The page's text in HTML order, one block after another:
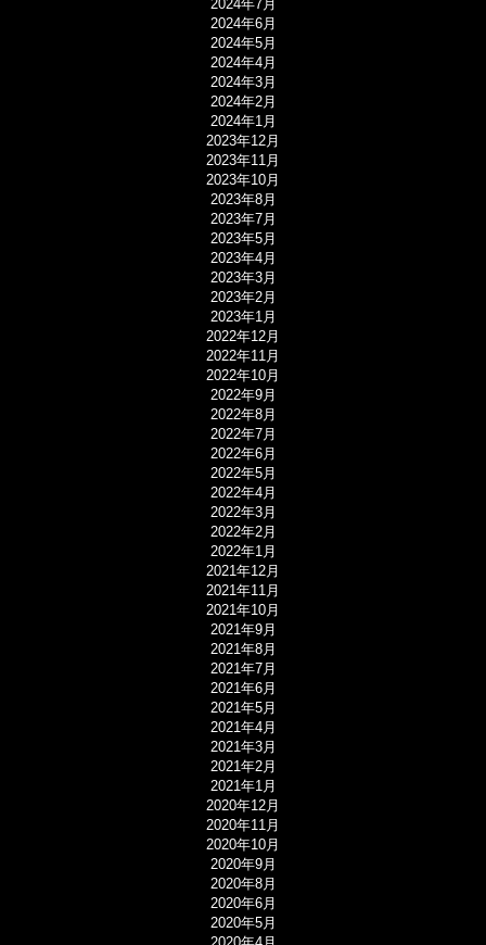
2024年7月
2024年6月
2024年5月
2024年4月
2024年3月
2024年2月
2024年1月
2023年12月
2023年11月
2023年10月
2023年8月
2023年7月
2023年5月
2023年4月
2023年3月
2023年2月
2023年1月
2022年12月
2022年11月
2022年10月
2022年9月
2022年8月
2022年7月
2022年6月
2022年5月
2022年4月
2022年3月
2022年2月
2022年1月
2021年12月
2021年11月
2021年10月
2021年9月
2021年8月
2021年7月
2021年6月
2021年5月
2021年4月
2021年3月
2021年2月
2021年1月
2020年12月
2020年11月
2020年10月
2020年9月
2020年8月
2020年6月
2020年5月